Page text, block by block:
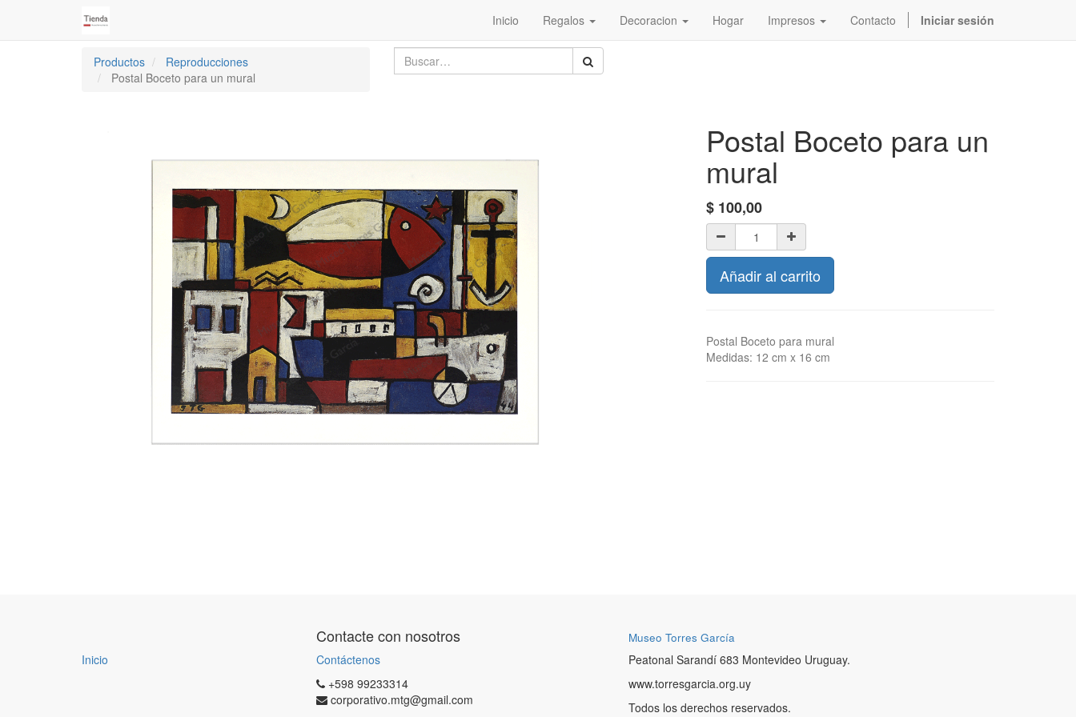
Inicio Regalos Decoracion Hogar Impresos Contacto Iniciar sesión
Productos
Reproducciones
Postal Boceto para un mural
Postal Boceto para un
mural
$ 100,00
Añadir al carrito
Postal Boceto para mural
Medidas: 12 cm x 16 cm
Inicio
Contacte con nosotros
Contáctenos
+598 99233314
corporativo.mtg@gmail.com
Museo Torres García
Peatonal Sarandí 683 Montevideo Uruguay.
www.torresgarcia.org.uy
Todos los derechos reservados.